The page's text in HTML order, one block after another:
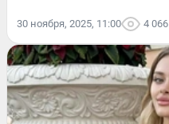
30 ноября, 2025, 11:00 4 066